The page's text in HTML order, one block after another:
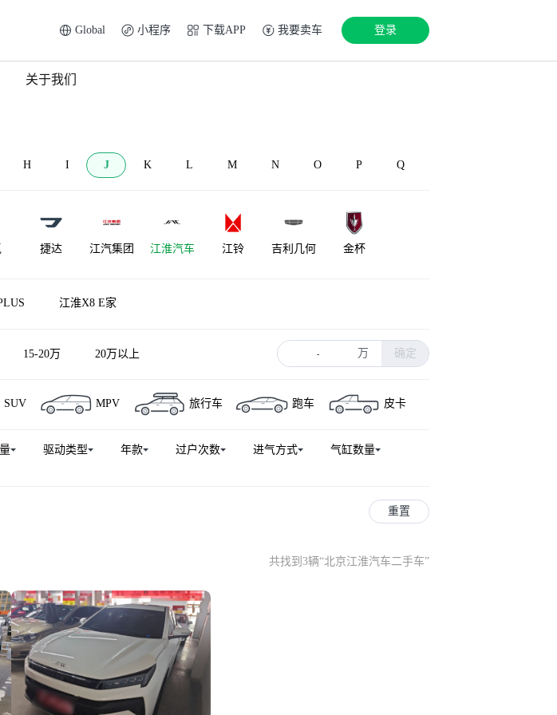
Global 小程序 下载APP 我要卖车 登录
关于我们
H I J K L M N O P Q
捷达 江汽集团 江淮汽车 江铃 吉利几何 金杯
君马汽车 捷途纵横
江淮X8 E家
15-20万 20万以上 - 万 确定
SUV MPV 旅行车 跑车
皮卡
驱动类型 年款 过户次数 进气方式
气缸数量
重置
共找到3辆“北京江淮汽车二手车”